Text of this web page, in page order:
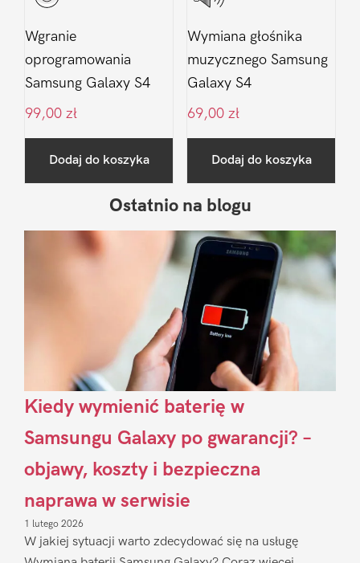
Wgranie
oprogramowania
Samsung Galaxy S4
99,00 zł
Dodaj do koszyka
Wymiana głośnika
muzycznego Samsung
Galaxy S4
69,00 zł
Dodaj do koszyka
Sidebar
Ostatnio na blogu
Kiedy wymienić baterię w
Samsungu Galaxy po gwarancji? –
objawy, koszty i bezpieczna
naprawa w serwisie
1 lutego 2026
W jakiej sytuacji warto zdecydować się na usługę